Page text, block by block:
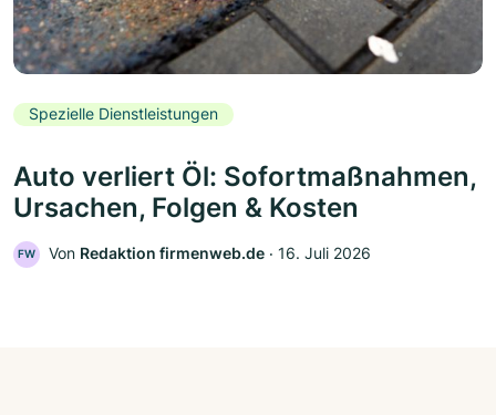
Spezielle Dienstleistungen
Auto verliert Öl: Sofortmaßnahmen,
Ursachen, Folgen & Kosten
FW Von Redaktion firmenweb.de ‧ 16. Juli 2026